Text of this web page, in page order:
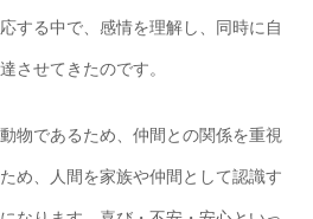
する中で、感情を理解し、同時に自
させてきたのです。
物であるため、仲間との関係を重視
め、人間を家族や仲間として認識す